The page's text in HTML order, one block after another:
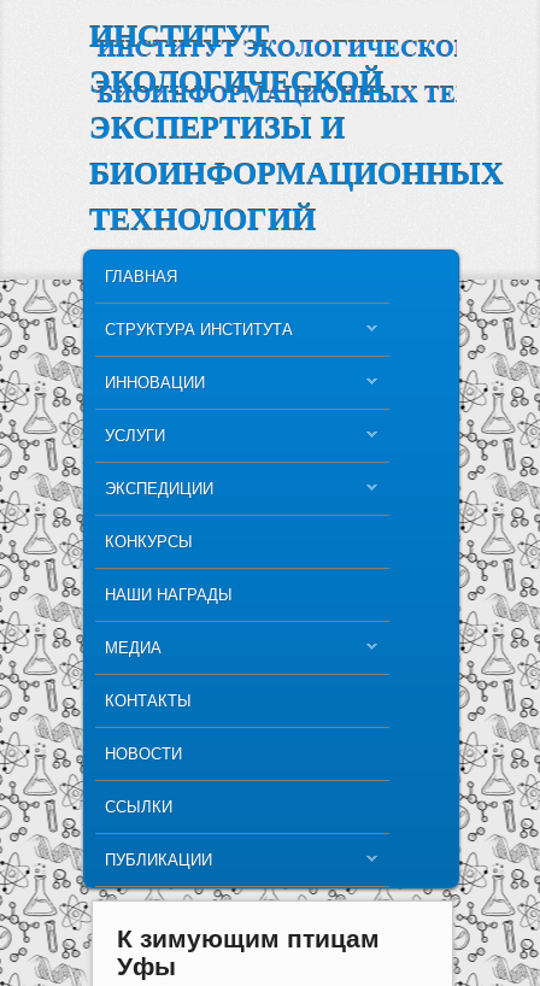
ИНСТИТУТ
ЭКОЛОГИЧЕСКОЙ
ЭКСПЕРТИЗЫ И
БИОИНФОРМАЦИОННЫХ
ТЕХНОЛОГИЙ
SKIP TO PRIMARY CONTENT
SKIP TO SECONDARY CONTENT
ГЛАВНАЯ
СТРУКТУРА ИНСТИТУТА
ИННОВАЦИИ
УСЛУГИ
ЭКСПЕДИЦИИ
КОНКУРСЫ
НАШИ НАГРАДЫ
МЕДИА
КОНТАКТЫ
НОВОСТИ
ССЫЛКИ
ПУБЛИКАЦИИ
К зимующим птицам
Уфы